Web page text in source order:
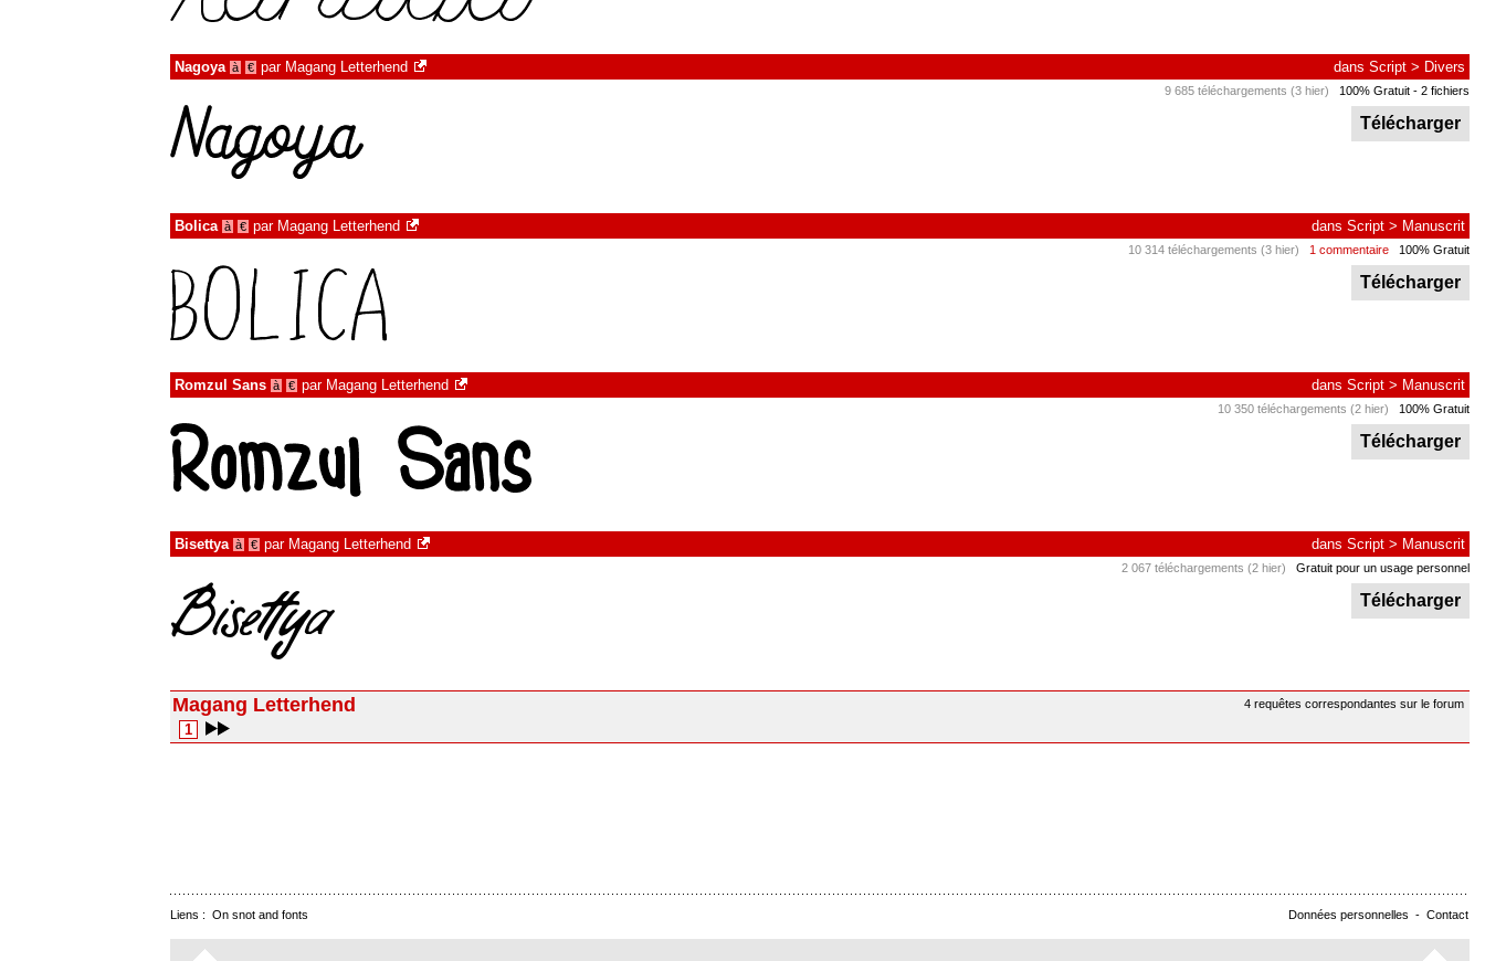
Nagoya à € par Magang Letterhend dans Script > Divers
9 685 téléchargements (3 hier) 100% Gratuit - 2 fichiers
Télécharger
Bolica à € par Magang Letterhend dans Script > Manuscrit
10 314 téléchargements (3 hier) 1 commentaire 100% Gratuit
Télécharger
Romzul Sans à € par Magang Letterhend dans Script > Manuscrit
10 350 téléchargements (2 hier) 100% Gratuit
Télécharger
Bisettya à € par Magang Letterhend dans Script > Manuscrit
2 067 téléchargements (2 hier) Gratuit pour un usage personnel
Télécharger
4 requêtes correspondantes sur le forum
Magang Letterhend
1
Données personnelles - Contact
Liens : On snot and fonts